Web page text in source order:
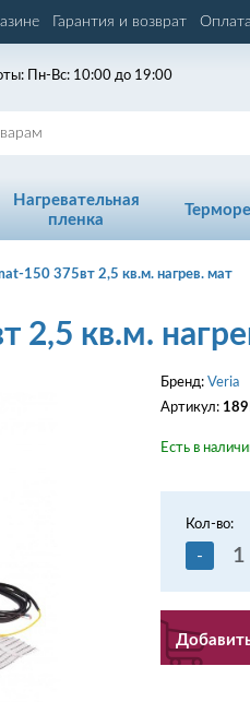
Гарантия и возврат
Пн-Вс: 10:00 до 19:00
Нагревательная
пленка
150 375вт 2,5 кв.м. нагрев. мат
2,5 кв.м.
Бренд: Veria
Артикул:
Есть в
Кол-во:
-